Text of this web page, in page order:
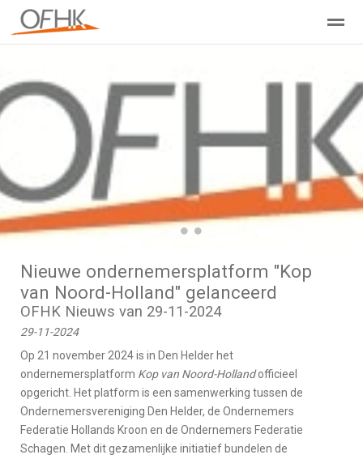
Zoeken Nieuws
● ● ●
Nieuwe ondernemersplatform "Kop
van Noord-Holland" gelanceerd
OFHK Nieuws van 29-11-2024
29-11-2024
Op 21 november 2024 is in Den Helder het
ondernemersplatform Kop van Noord-Hollandofficieel
opgericht. Het platform is een samenwerking tussen de
Ondernemersvereniging Den Helder, de Ondernemers
Federatie Hollands Kroon en de Ondernemers Federatie
Schagen. Met dit gezamenlijke initiatief bundelen de